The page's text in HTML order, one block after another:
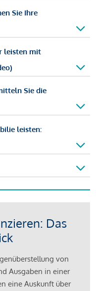
Sie Ihre
leisten mit
Sie die
leisten:
Das
von
Ausgaben in einer
eine Auskunft über